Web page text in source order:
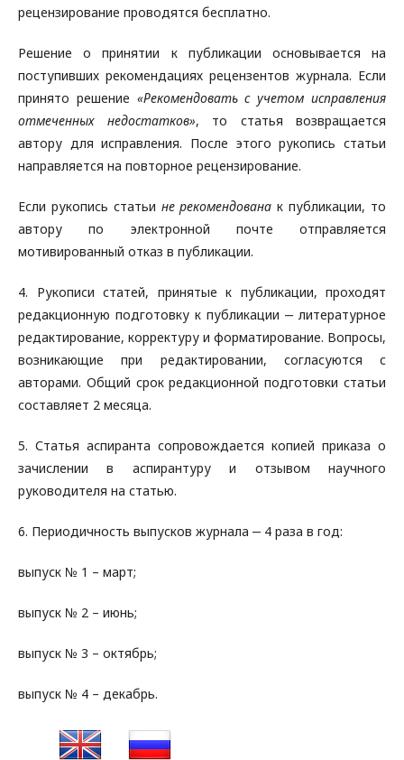
рецензирование проводятся бесплатно.
Решение о принятии к публикации основывается на
поступивших рекомендациях рецензентов журнала. Если
принято решение «Рекомендовать с учетом исправления
отмеченных недостатков», то статья возвращается
автору для исправления. После этого рукопись статьи
направляется на повторное рецензирование.
Если рукопись статьи не рекомендована к публикации, то
автору по электронной почте отправляется
мотивированный отказ в публикации.
4. Рукописи статей, принятые к публикации, проходят
редакционную подготовку к публикации ‒ литературное
редактирование, корректуру и форматирование. Вопросы,
возникающие при редактировании, согласуются с
авторами. Общий срок редакционной подготовки статьи
составляет 2 месяца.
5. Статья аспиранта сопровождается копией приказа о
зачислении в аспирантуру и отзывом научного
руководителя на статью.
6. Периодичность выпусков журнала ‒ 4 раза в год:
выпуск № 1 – март;
выпуск № 2 – июнь;
выпуск № 3 – октябрь;
выпуск № 4 – декабрь.